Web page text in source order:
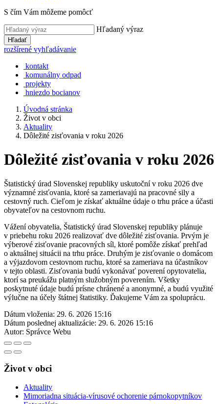
S čím Vám môžeme pomôcť
Hľadaný výraz
Hľadať
rozšírené vyhľadávanie
kontakt
komunálny odpad
projekty
hniezdo bocianov
Úvodná stránka
Život v obci
Aktuality
Dôležité zisťovania v roku 2026
Dôležité zisťovania v roku 2026
Štatistický úrad Slovenskej republiky uskutoční v roku 2026 dve
významné zisťovania, ktoré sa zameriavajú na pracovné sily a
cestovný ruch. Cieľom je získať aktuálne údaje o trhu práce a účasti
obyvateľov na cestovnom ruchu.
Vážení obyvatelia, Štatistický úrad Slovenskej republiky plánuje
v priebehu roku 2026 realizovať dve dôležité zisťovania. Prvým je
výberové zisťovanie pracovných síl, ktoré pomôže získať prehľad
o aktuálnej situácii na trhu práce. Druhým je zisťovanie o domácom
a výjazdovom cestovnom ruchu, ktoré sa zameriava na účastníkov
v tejto oblasti. Zisťovania budú vykonávať poverení opytovatelia,
ktorí sa preukážu platným služobným poverením. Všetky
poskytnuté údaje budú prísne chránené a anonymné, a budú využité
výlučne na účely štátnej štatistiky. Ďakujeme Vám za spoluprácu.
Dátum vloženia: 29. 6. 2026 15:16
Dátum poslednej aktualizácie: 29. 6. 2026 15:16
Autor: Správce Webu
Život v obci
Aktuality
Mimoriadna situácia-vírusové ochorenie párnokopytníkov